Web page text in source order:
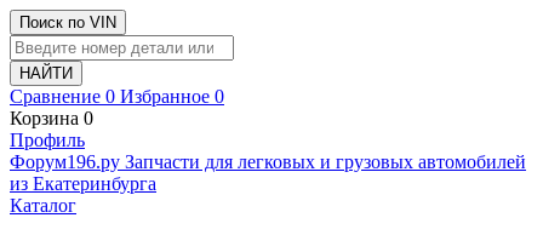
Поиск по VIN
Сравнение 0 Избранное 0
Корзина 0
Профиль
Фoрум196.ру Запчасти для легковых и грузовых автомобилей
из Екатеринбурга
Каталог